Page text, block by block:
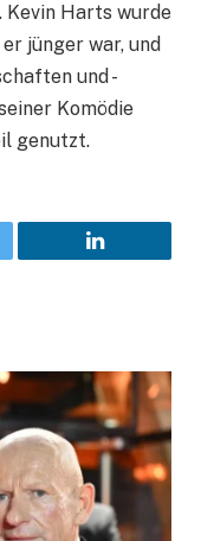
Harts wurde
jünger war, und
und -
Komödie
genutzt.
LinkedIn